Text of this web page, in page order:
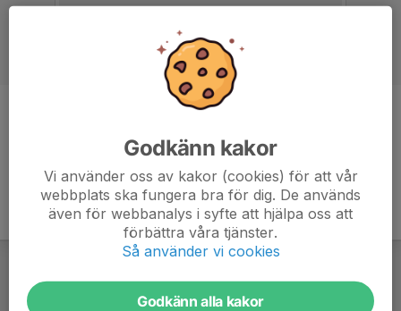
Godkänn kakor
Vi använder oss av kakor (cookies) för att vår
webbplats ska fungera bra för dig. De används
även för webbanalys i syfte att hjälpa oss att
förbättra våra tjänster.
Så använder vi cookies
Godkänn alla kakor